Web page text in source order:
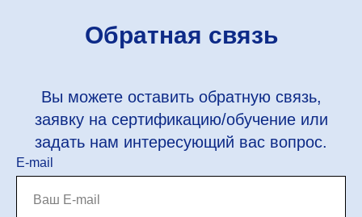
Обратная связь
Вы можете оставить обратную связь,
заявку на сертификацию/обучение или
задать нам интересующий вас вопрос.
E-mail